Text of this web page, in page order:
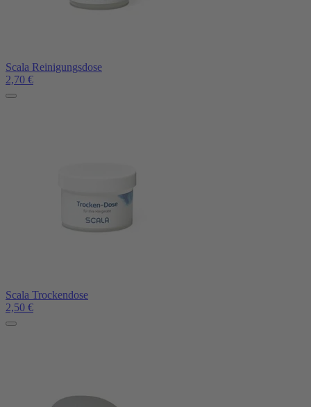
Scala Reinigungsdose
2,70 €
Scala Trockendose
2,50 €